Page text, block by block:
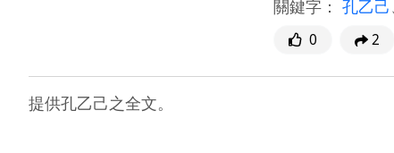
關鍵字： 孔乙己
0 2
提供孔乙己之全文。